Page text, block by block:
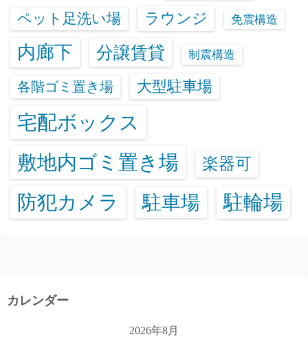
ペット足洗い場 ラウンジ 免震構造
内廊下 分譲賃貸 制震構造
各階ゴミ置き場 大型駐車場
宅配ボックス
敷地内ゴミ置き場
楽器可
防犯カメラ 駐車場 駐輪場
カレンダー
2026年8月